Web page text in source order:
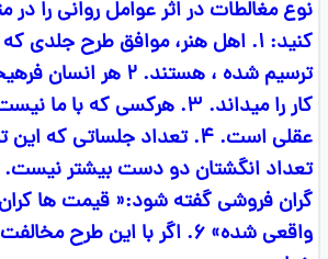
نوع مغالطات در اثر عوامل روانی را
کنید: ۱. اهل هنر، موافق طرح جلدی
ترسیم شده ، هستند. ۲
کار را میداند. ۳. هرکسی که با
عقلی است. ۴. تعداد جلساتی که
گران فروشی گفته شود:« قیمت ها
واقعی شده» ۶. اگر با این طرح